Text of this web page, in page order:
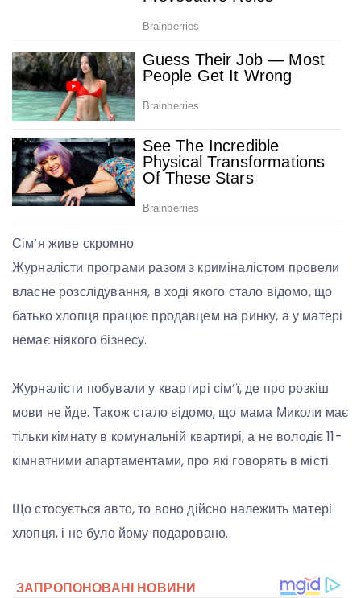
Сім’я живе скромно
Журналісти програми разом з криміналістом провели
власне розслідування, в ході якого стало відомо, що
батько хлопця працює продавцем на ринку, а у матері
немає ніякого бізнесу.
Журналісти побували у квартирі сім’ї, де про розкіш
мови не йде. Також стало відомо, що мама Миколи має
тільки кімнату в комунальній квартирі, а не володіє 11-
кімнатними апартаментами, про які говорять в місті.
Що стосується авто, то воно дійсно належить матері
хлопця, і не було йому подаровано.